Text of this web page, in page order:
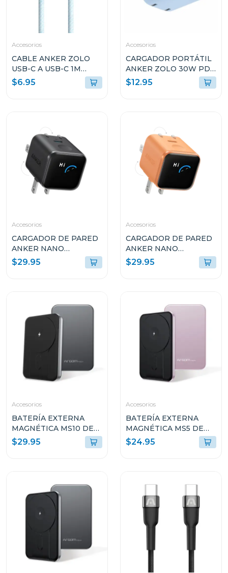
Accesorios
CABLE ANKER ZOLO
USB-C A USB-C 1M
240W AZUL A8060H31
$6.95
Accesorios
CARGADOR PORTÁTIL
ANKER ZOLO 30W PD
3.0 CELESTE A2698J31
$12.95
Accesorios
CARGADOR DE PARED
ANKER NANO
CHARGER 45W CON
SMART DISPLAY USB-C
$29.95
Accesorios
CARGADOR DE PARED
ANKER NANO
CHARGER 45W CON
SMART DISPLAY USB-C
$29.95
Accesorios
BATERÍA EXTERNA
MAGNÉTICA MS10 DE
1000MAH DE
ALUMINIO ARGPB1162
$29.95
Accesorios
BATERÍA EXTERNA
MAGNÉTICA MS5 DE
5000MAH DE
ALUMINIO ROSA
$24.95